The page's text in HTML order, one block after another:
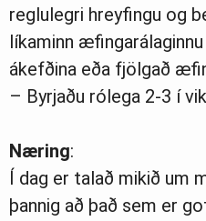
reglulegri hreyfingu og
líkaminn
ákefðina eða fjölgað
– Byrjaðu rólega 2-3 í
Næring:
Í dag er talað mikið um
þannig að það sem er